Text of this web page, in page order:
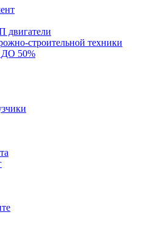
двигатели
строительной техники
50%